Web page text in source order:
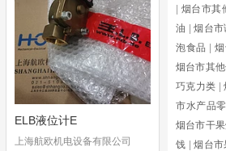
ELB液位计E
上海航欧机电设备有限公司
烟台市其
油
烟台市
泡食品
烟台市其
巧克力类
市水产品
烟台市干
饯
烟台市